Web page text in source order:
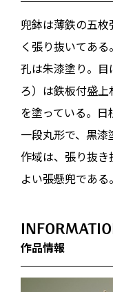
兜鉢は薄鉄の五
く張り抜いてあ
孔は朱漆塗り。目
ろ）は鉄板付盛
を塗っている。
一段丸形で、黒漆
作域は、張り抜
よい張懸兜である。
作品情報